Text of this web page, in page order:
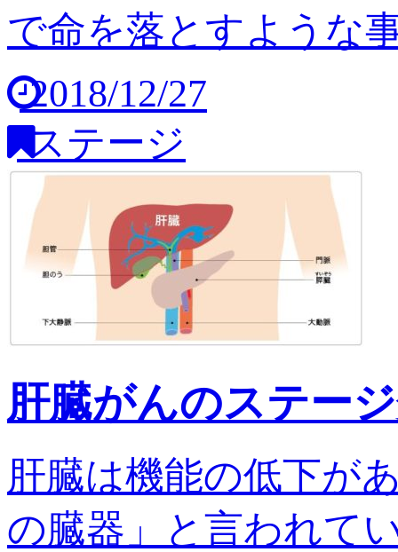
で命を落とすような
2018/12/27
ステージ
肝臓がんのステー
肝臓は機能の低下が
の臓器」と言われて